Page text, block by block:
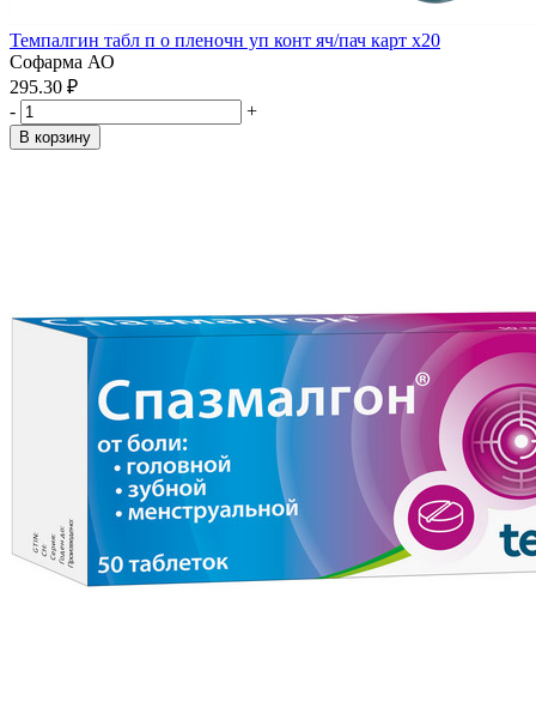
Темпалгин табл п о пленочн уп конт яч/пач карт x20
Софарма АО
295.30 ₽
-
+
В корзину